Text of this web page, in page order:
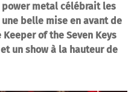
metal célébrait les
belle mise en avant de
of the Seven Keys
un show à la hauteur de